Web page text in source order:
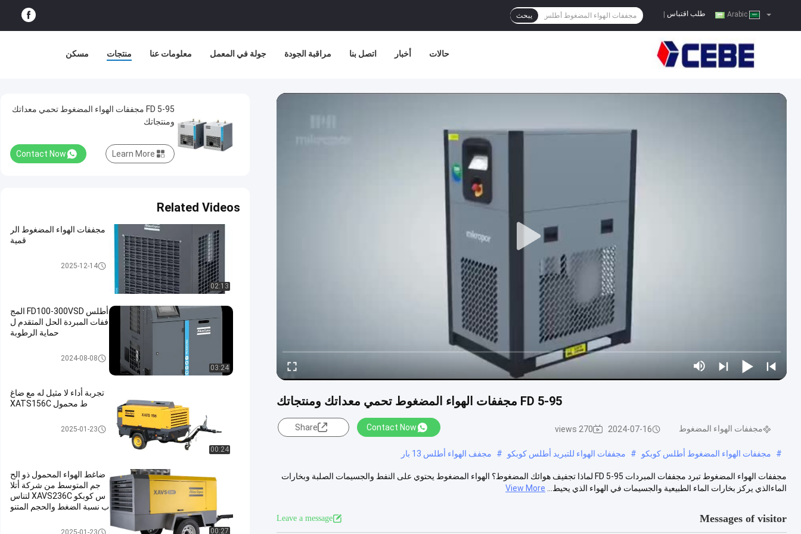
طلب اقتباس يبحث
مسكن منتجات معلومات عنا جولة في المعمل مراقبة الجودة اتصل بنا أخبار حالات
FD 5-95 مجففات الهواء المضغوط تحمي معداتك ومنتجاتك
مجففات الهواء المضغوط 2024-07-16
270 views
Contact Now
Share
# مجففات الهواء المضغوط أطلس كوبكو # مجففات الهواء للتبريد أطلس كوبكو # مجفف الهواء أطلس 13 بار
مجففات الهواء المضغوط تبرد مجففات المبردات FD 5-95 لماذا تجفيف هوائك المضغوط؟ الهواء المضغوط يحتوي على النفط والجسيمات الصلبة وبخارات
الماءالذي يركز بخارات الماء الطبيعية والجسيمات في الهواء الذي يحيط...
View More
Messages of visitor
Leave a message
FD 5-95 مجففات الهواء المضغوط تحمي معداتك
ومنتجاتك
Contact Now Learn More
Related Videos
02:13
مجففات الهواء المضغوط الر
قمية
مجففات الهواء المضغوط
2025-12-14
03:24
أطلس FD100-300VSD المج
ففات المبردة الحل المتقدم ل
حماية الرطوبة
مجففات الهواء المضغوط
2024-08-08
00:24
تجربة أداء لا مثيل له مع ضاغ
ط محمول XATS156C
2025-01-23
00:27
ضاغط الهواء المحمول ذو الح
جم المتوسط من شركة أتلا
س كوبكو XAVS236C لتناس
ب نسبة الضغط والحجم المتنو
2025-01-23